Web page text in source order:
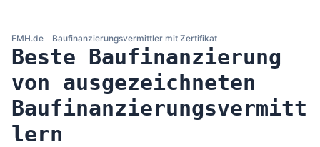
FMH.de Baufinanzierungsvermittler mit Zertifikat
Beste Baufinanzierung
von ausgezeichneten
Baufinanzierungsvermitt
lern